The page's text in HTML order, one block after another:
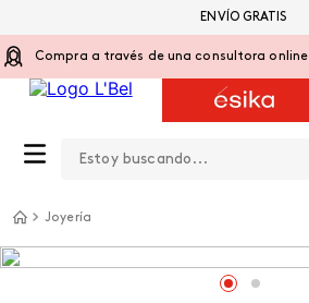
Compra a través de una consultora online
ENVÍO GRATIS
Joyería